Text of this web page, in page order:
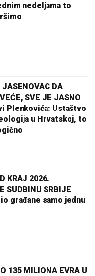
nedeljama to
JASENOVAC DA
SVE JE JASNO
Plenkovića: Ustaštvo
u Hrvatskoj, to
KRAJ 2026.
SUDBINU SRBIJE
građane samo jednu
135 MILIONA EVRA U